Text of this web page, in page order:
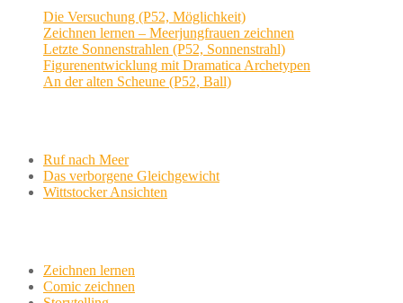
Die Versuchung (P52, Möglichkeit)
Zeichnen lernen – Meerjungfrauen zeichnen
Letzte Sonnenstrahlen (P52, Sonnenstrahl)
Figurenentwicklung mit Dramatica Archetypen
An der alten Scheune (P52, Ball)
Ruf nach Meer
Das verborgene Gleichgewicht
Wittstocker Ansichten
Zeichnen lernen
Comic zeichnen